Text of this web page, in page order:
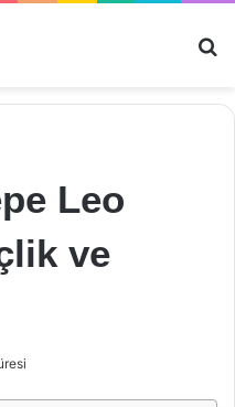
Leo
ve